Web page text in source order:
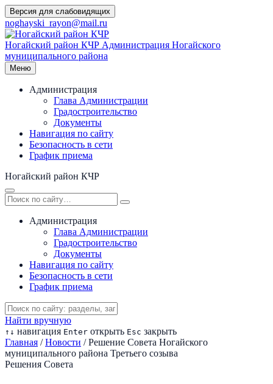
Перейти
к
содержимому
Версия для слабовидящих
noghayski_rayon@mail.ru
Ногайский район КЧР Администрация Ногайского
муниципального района
Меню
Администрация
Глава Администрации
Градостроительство
Документы
Навигация по сайту
Безопасность в сети
График приема
Ногайский район КЧР
Администрация
Глава Администрации
Градостроительство
Документы
Навигация по сайту
Безопасность в сети
График приема
Найти вручную
↑ ↓ навигация Enter открыть Esc закрыть
Главная / Новости / Решение Совета Ногайского
муниципального района Третьего созыва
Решения Совета